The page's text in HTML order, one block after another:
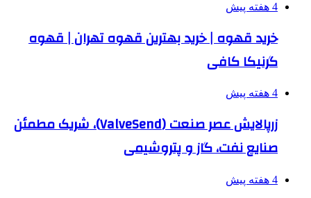
4 هفته پیش
خرید قهوه | خرید بهترین قهوه تهران | قهوه
گرنیکا کافی
4 هفته پیش
زرپالایش عصر صنعت (ValveSend)، شریک مطمئن
صنایع نفت، گاز و پتروشیمی
4 هفته پیش